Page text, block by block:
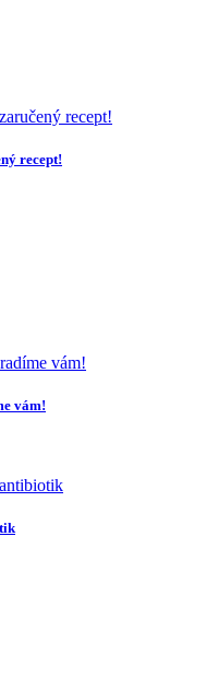
recept!
vám!